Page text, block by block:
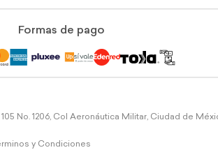
Formas de pago
No. 1206, Col Aeronáutica Militar, Ciudad de
y Condiciones